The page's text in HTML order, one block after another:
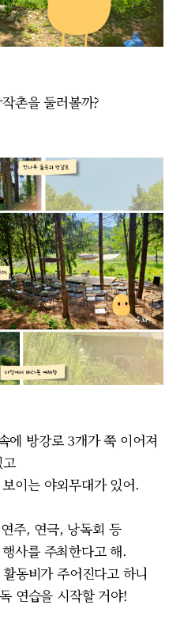
촌을 둘러볼까?
에 방강로 3개가 쭉 이어져
고
이는 야외무대가 있어.
주, 연극, 낭독회 등
사를 주최한다고 해.
동비가 주어진다고 하니
연습을 시작할 거야!